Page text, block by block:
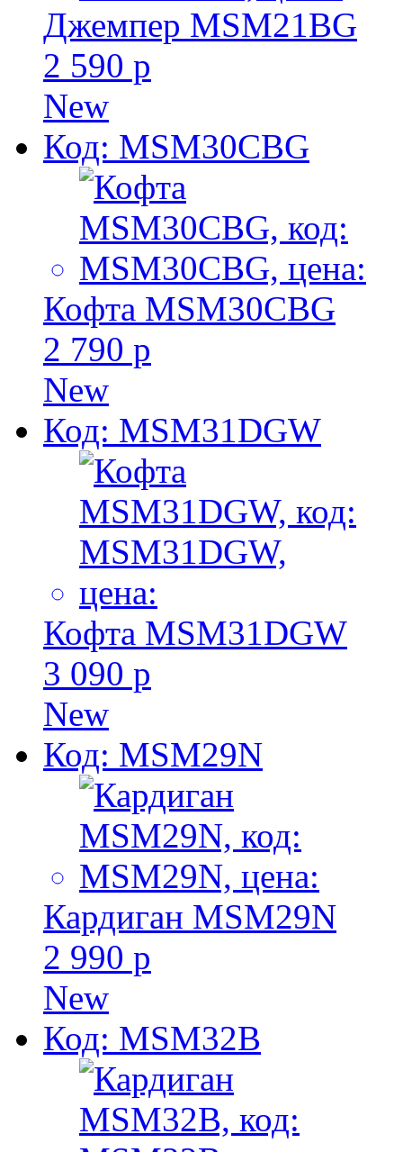
Джемпер MSM21BG
2 590 р
New
Код: MSM30CBG
Кофта MSM30CBG
2 790 р
New
Код: MSM31DGW
Кофта MSM31DGW
3 090 р
New
Код: MSM29N
Кардиган MSM29N
2 990 р
New
Код: MSM32B